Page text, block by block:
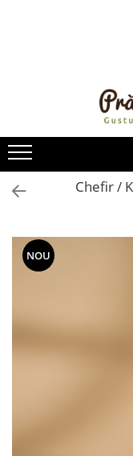
ULEIURI ȘI UNTURI
MĂSLINE
NUCI ȘI SEMINȚE
FRUCTE DESHIDRATATE
FRUCTE LA CONSERVĂ
OȚETURI ȘI SOSURI
BĂUTURI / LAPTE
CREME ȘI PASTE
Chefir /
NOU